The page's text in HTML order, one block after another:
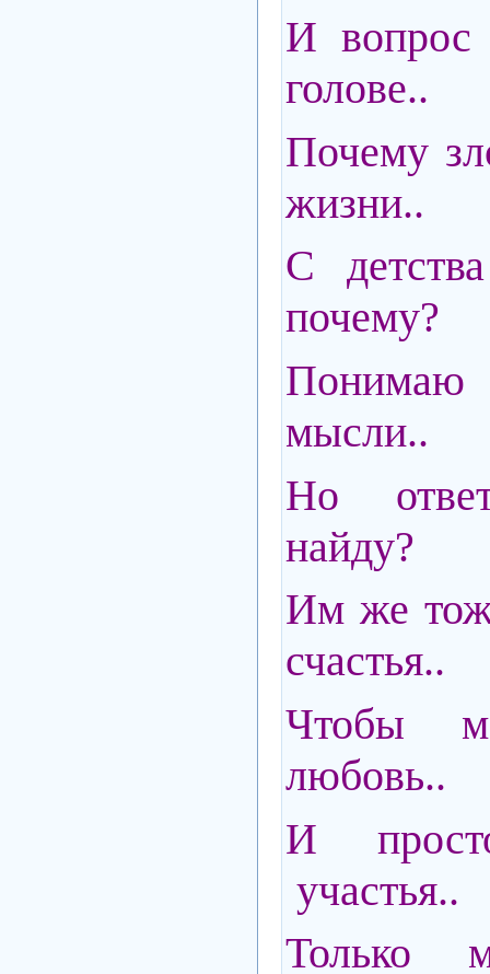
И
голове..
Почему
жизни..
С
почему?
мысли..
Но
найду?
Им же
счастья..
Чтобы
любовь..
И
участья..
Только